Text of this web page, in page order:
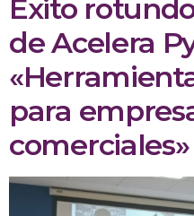
Éxito
de Acelera
para
comerciales»